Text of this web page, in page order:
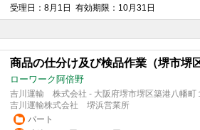
受理日：8月1日 有効期限：10月31日
商品の仕分け及び検品作業（堺市堺
ローワーク阿倍野
吉川運輸 株式会社 - 大阪府堺市堺区築港八幡町
吉川運輸株式会社 堺浜営業所
パート